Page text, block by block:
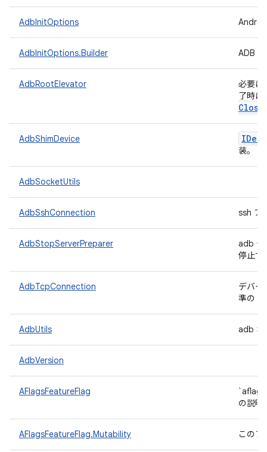
AdbInitOptions
AdbInitOptions.Builder ADB
AdbRootElevator
必要に
了時
AdbShimDevice
装。
AdbSocketUtils
AdbSshConnection ssh ブ
AdbStopServerPreparer
adb テ
停止す
AdbTcpConnection
デバイ
準の
AdbUtils adb オ
AdbVersion
AFlagsFeatureFlag
`aflags
の説明
AFlagsFeatureFlag.Mutability この